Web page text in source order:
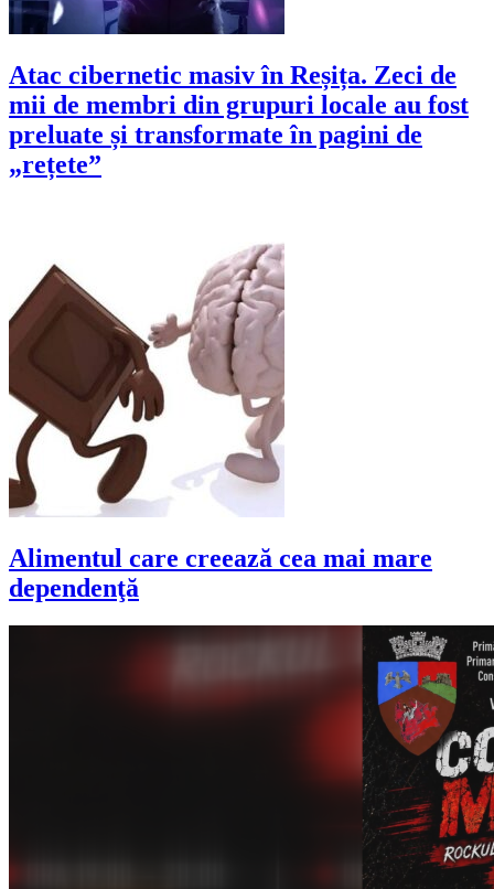
Atac cibernetic masiv în Reșița. Zeci de
mii de membri din grupuri locale au fost
preluate și transformate în pagini de
„rețete”
Alimentul care creează cea mai mare
dependenţă